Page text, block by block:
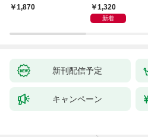
1,870
会」が生まれた謎
1,320
新着
新刊配信予定
キャンペーン